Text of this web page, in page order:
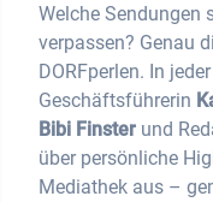
Welche Sendungen
verpassen? Genau
DORFperlen. In
Geschäftsführerin
Bibi Finster und
über persönliche
Mediathek aus –